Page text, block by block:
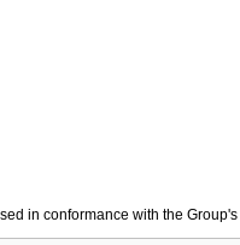
in conformance with the Group's